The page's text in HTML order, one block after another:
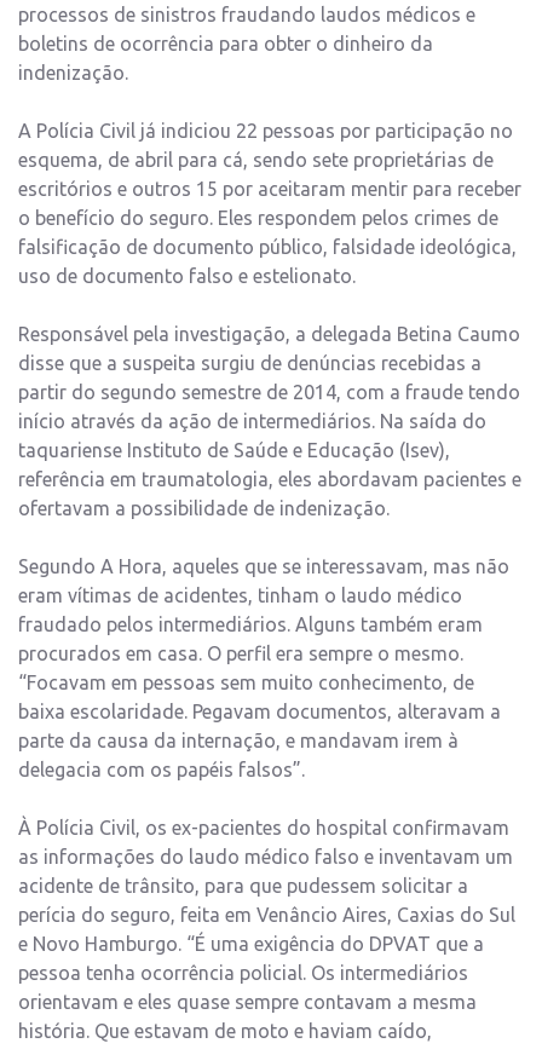
processos de sinistros fraudando laudos médicos e
boletins de ocorrência para obter o dinheiro da
indenização.
A Polícia Civil já indiciou 22 pessoas por participação no
esquema, de abril para cá, sendo sete proprietárias de
escritórios e outros 15 por aceitaram mentir para receber
o benefício do seguro. Eles respondem pelos crimes de
falsificação de documento público, falsidade ideológica,
uso de documento falso e estelionato.
Responsável pela investigação, a delegada Betina Caumo
disse que a suspeita surgiu de denúncias recebidas a
partir do segundo semestre de 2014, com a fraude tendo
início através da ação de intermediários. Na saída do
taquariense Instituto de Saúde e Educação (Isev),
referência em traumatologia, eles abordavam pacientes e
ofertavam a possibilidade de indenização.
Segundo A Hora, aqueles que se interessavam, mas não
eram vítimas de acidentes, tinham o laudo médico
fraudado pelos intermediários. Alguns também eram
procurados em casa. O perfil era sempre o mesmo.
“Focavam em pessoas sem muito conhecimento, de
baixa escolaridade. Pegavam documentos, alteravam a
parte da causa da internação, e mandavam irem à
delegacia com os papéis falsos”.
À Polícia Civil, os ex-pacientes do hospital confirmavam
as informações do laudo médico falso e inventavam um
acidente de trânsito, para que pudessem solicitar a
perícia do seguro, feita em Venâncio Aires, Caxias do Sul
e Novo Hamburgo. “É uma exigência do DPVAT que a
pessoa tenha ocorrência policial. Os intermediários
orientavam e eles quase sempre contavam a mesma
história. Que estavam de moto e haviam caído,